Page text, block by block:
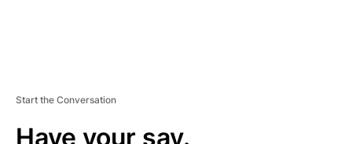
Start the Conversation
Have your say.